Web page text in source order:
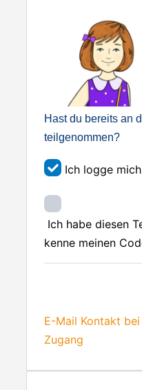
Hast du bereits an
teilgenommen?
Ich logge
Ich habe diesen
kenne meinen
E-Mail Kontakt
Zugang